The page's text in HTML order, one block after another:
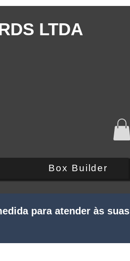
LTDA
Box Builder
para atender às suas